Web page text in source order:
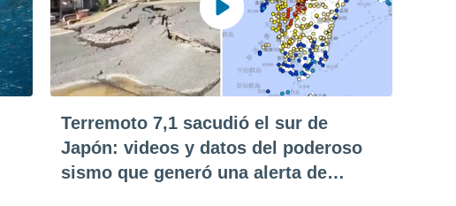
Terremoto 7,1 sacudió el sur de
Japón: videos y datos del poderoso
sismo que generó una alerta de